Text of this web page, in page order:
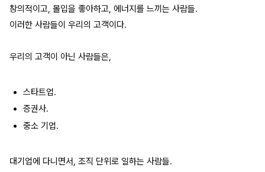
창의적이고, 몰입을 좋아하고, 에너지를 느끼는 사람들.
이러한 사람들이 우리의 고객이다.
우리의 고객이 아닌 사람들은,
스타트업.
증권사.
중소 기업.
대기업에 다니면서, 조직 단위로 일하는 사람들.